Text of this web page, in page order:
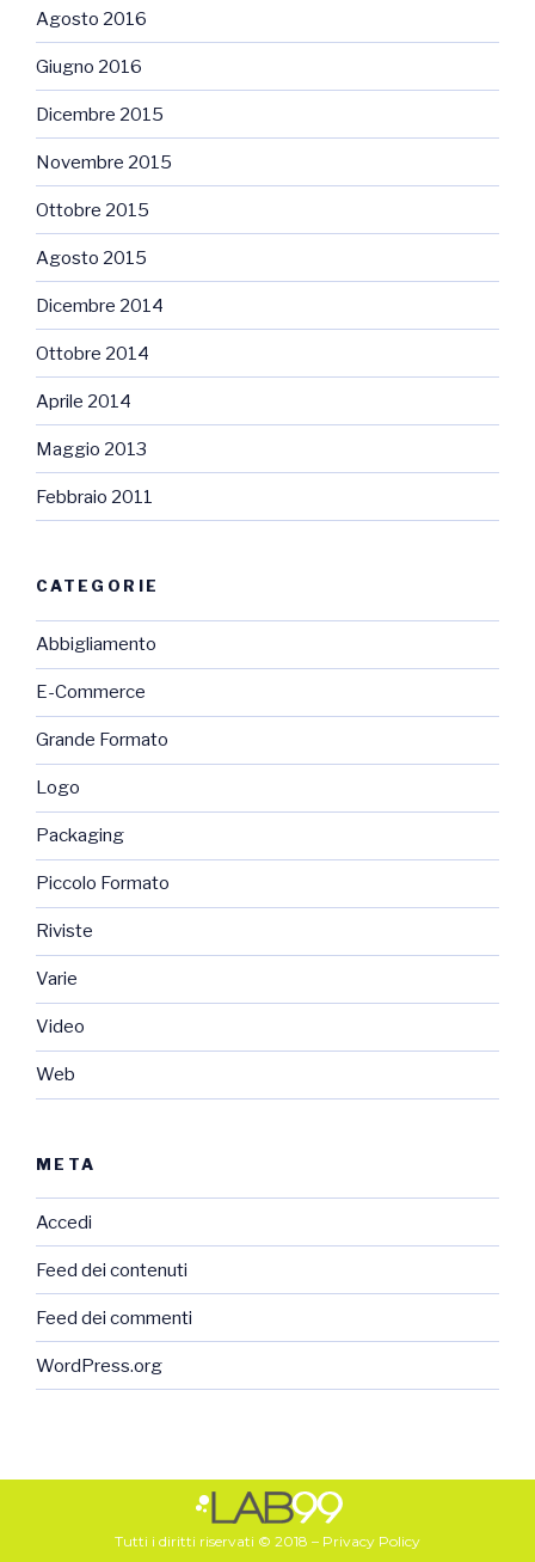
Agosto 2016
Giugno 2016
Dicembre 2015
Novembre 2015
Ottobre 2015
Agosto 2015
Dicembre 2014
Ottobre 2014
Aprile 2014
Maggio 2013
Febbraio 2011
CATEGORIE
Abbigliamento
E-Commerce
Grande Formato
Logo
Packaging
Piccolo Formato
Riviste
Varie
Video
Web
META
Accedi
Feed dei contenuti
Feed dei commenti
WordPress.org
Tutti i diritti riservati © 2018 – Privacy Policy